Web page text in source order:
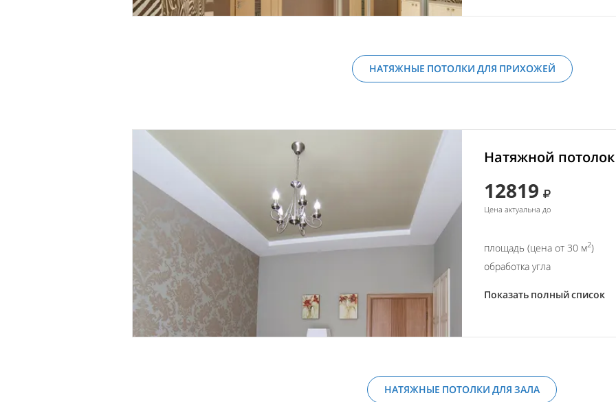
НАТЯЖНЫЕ ПОТОЛКИ ДЛЯ ПРИХОЖЕЙ
Натяжной
12819
Цена актуальна до
площадь (цена от 30 м2)
обработка угла
Показать полный список
НАТЯЖНЫЕ ПОТОЛКИ ДЛЯ ЗАЛА